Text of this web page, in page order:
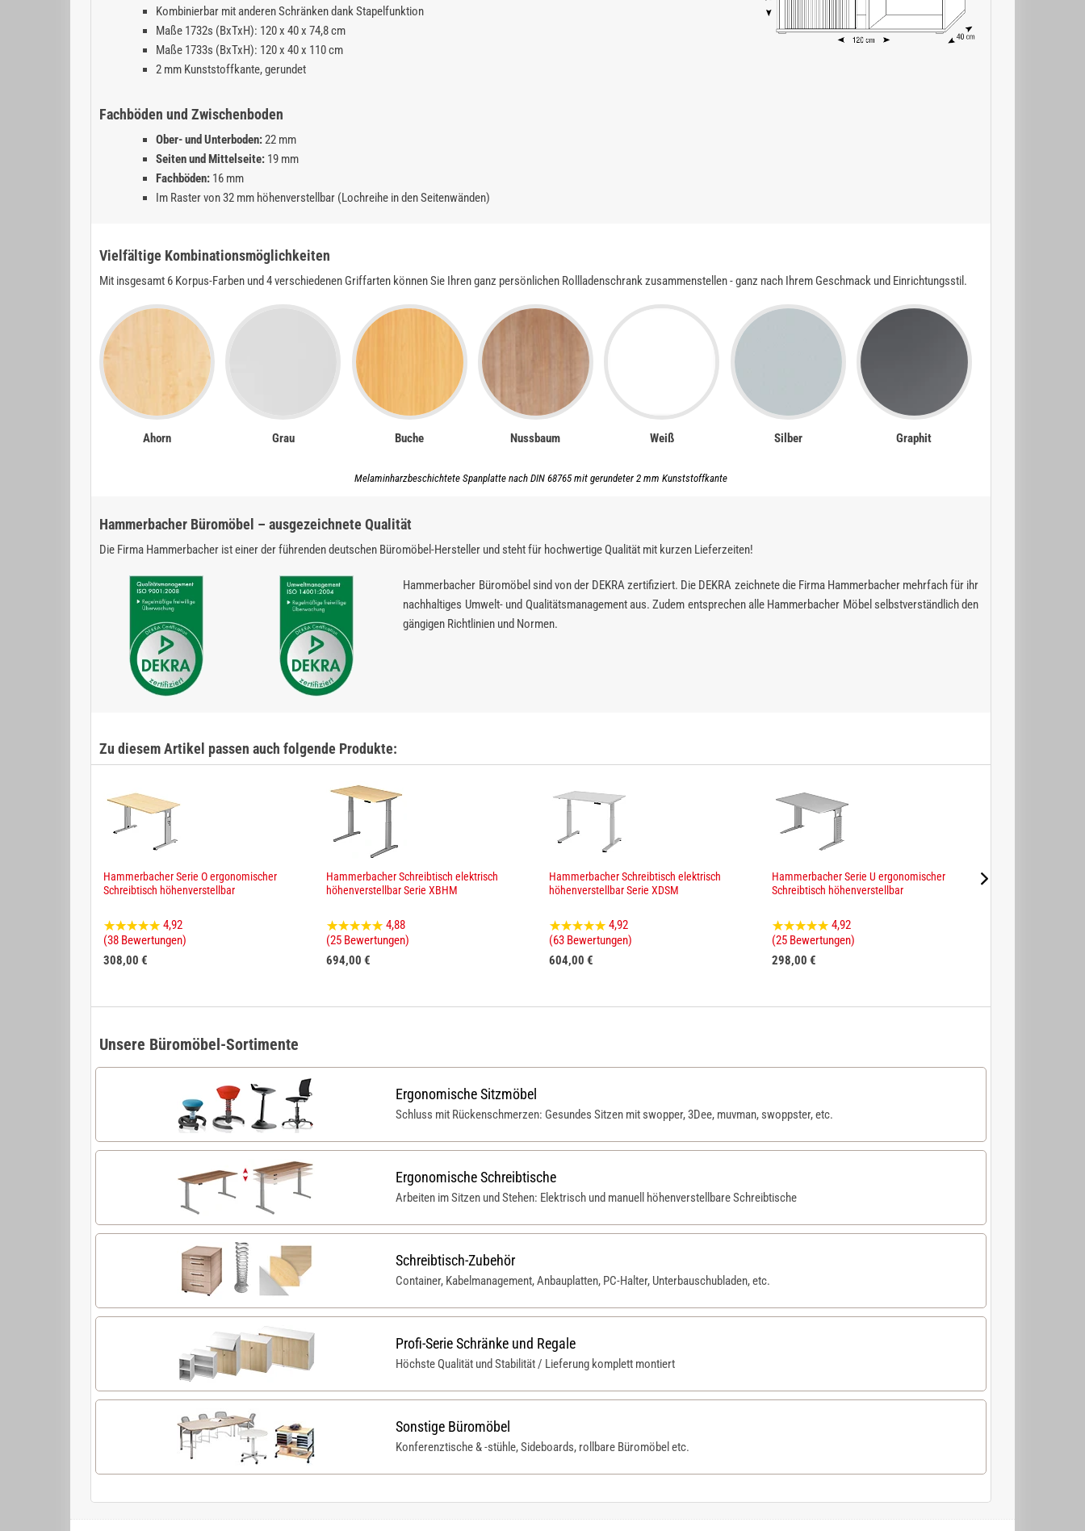
Kombinierbar mit anderen Schränken dank Stapelfunktion
Maße 1732s (BxTxH): 120 x 40 x 74,8 cm
Maße 1733s (BxTxH): 120 x 40 x 110 cm
2 mm Kunststoffkante, gerundet
Fachböden und Zwischenboden
Ober- und Unterboden:22 mm
Seiten und Mittelseite: 19 mm
Fachböden: 16 mm
Im Raster von 32 mm höhenverstellbar (Lochreihe in den Seitenwänden)
Vielfältige Kombinationsmöglichkeiten
Mit insgesamt 6 Korpus-Farben und 4 verschiedenen Griffarten können Sie Ihren ganz persönlichen Rollladenschrank zusammenstellen - ganz nach Ihrem Geschmack und Einrichtungsstil.
Ahorn Grau Buche Nussbaum Weiß Silber Graphit
Melaminharzbeschichtete Spanplatte nach DIN 68765 mit gerundeter 2 mm Kunststoffkante
Hammerbacher Büromöbel – ausgezeichnete Qualität
Die Firma Hammerbacher ist einer der führenden deutschen Büromöbel-Hersteller und steht für hochwertige Qualität mit kurzen Lieferzeiten!
Hammerbacher Büromöbel sind von der DEKRA zertifiziert. Die DEKRA zeichnete die Firma Hammerbacher mehrfach für ihr
nachhaltiges Umwelt- und Qualitätsmanagement aus. Zudem entsprechen alle Hammerbacher Möbel selbstverständlich den
gängigen Richtlinien und Normen.
Zu diesem Artikel passen auch folgende Produkte:
Hammerbacher Serie O ergonomischer
Schreibtisch höhenverstellbar
4,92
(38 Bewertungen)
308,00 €
Hammerbacher Schreibtisch elektrisch
höhenverstellbar Serie XBHM
4,88
(25 Bewertungen)
694,00 €
Hammerbacher Schreibtisch elektrisch
höhenverstellbar Serie XDSM
4,92
(63 Bewertungen)
604,00 €
Hammerbacher Serie U ergonomischer
Schreibtisch höhenverstellbar
4,92
(25 Bewertungen)
298,00 €
Unsere Büromöbel-Sortimente
Ergonomische Sitzmöbel
Schluss mit Rückenschmerzen: Gesundes Sitzen mit swopper, 3Dee, muvman, swoppster, etc.
Ergonomische Schreibtische
Arbeiten im Sitzen und Stehen: Elektrisch und manuell höhenverstellbare Schreibtische
Schreibtisch-Zubehör
Container, Kabelmanagement, Anbauplatten, PC-Halter, Unterbauschubladen, etc.
Profi-Serie Schränke und Regale
Höchste Qualität und Stabilität / Lieferung komplett montiert
Sonstige Büromöbel
Konferenztische & -stühle, Sideboards, rollbare Büromöbel etc.